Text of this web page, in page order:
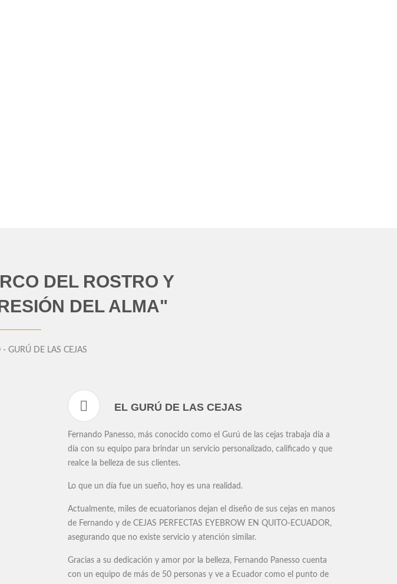
DEL ROSTRO Y
DEL ALMA"
GURÚ DE LAS CEJAS
EL GURÚ DE LAS CEJAS
Fernando Panesso, más conocido como el Gurú de las cejas trabaja día a
día con su equipo para brindar un servicio personalizado, calificado y que
realce la belleza de sus clientes.
Lo que un día fue un sueño, hoy es una realidad.
Actualmente, miles de ecuatorianos dejan el diseño de sus cejas en manos
de Fernando y de CEJAS PERFECTAS EYEBROW EN QUITO-ECUADOR,
asegurando que no existe servicio y atención similar.
Gracias a su dedicación y amor por la belleza, Fernando Panesso cuenta
con un equipo de más de 50 personas y ve a Ecuador como el punto de